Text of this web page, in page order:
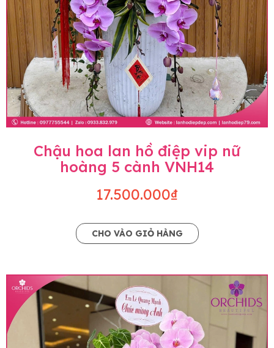
Chậu hoa lan hồ điệp vip nữ
hoàng 5 cành VNH14
17.500.000₫
CHO VÀO GIỎ HÀNG